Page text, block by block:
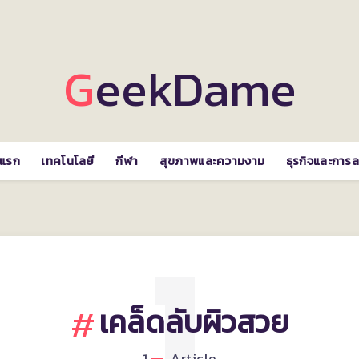
GeekDame
รก เทคโนโลยี กีฬา สุขภาพและความงาม ธุรกิจและการ
เคล็ดลับผิวสวย